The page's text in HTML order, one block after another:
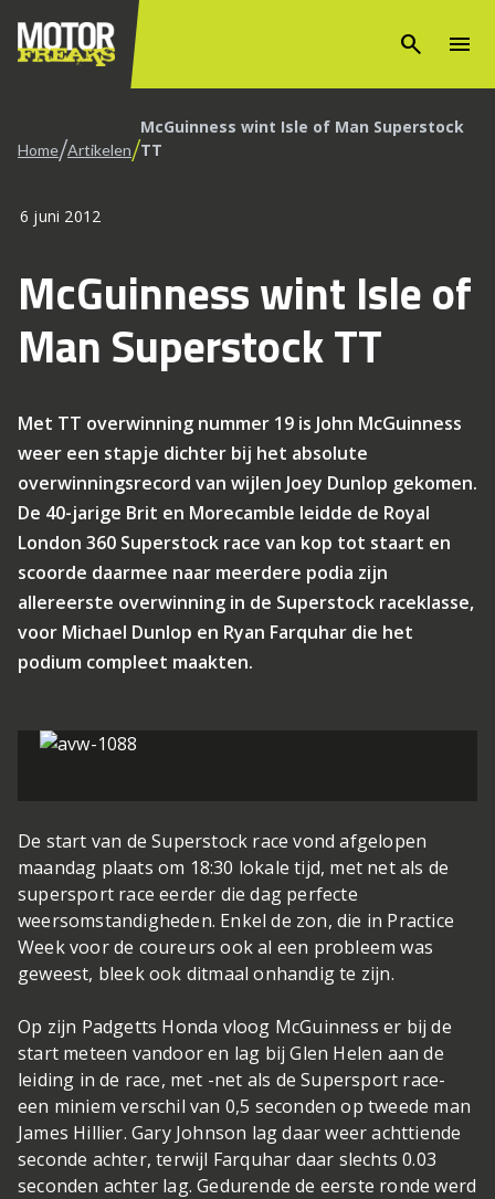
search menu
Home/Artikelen/McGuinness wint Isle of Man Superstock
TT
6 juni 2012
McGuinness wint Isle of
Man Superstock TT
Met TT overwinning nummer 19 is John McGuinness
weer een stapje dichter bij het absolute
overwinningsrecord van wijlen Joey Dunlop gekomen.
De 40-jarige Brit en Morecamble leidde de Royal
London 360 Superstock race van kop tot staart en
scoorde daarmee naar meerdere podia zijn
allereerste overwinning in de Superstock raceklasse,
voor Michael Dunlop en Ryan Farquhar die het
podium compleet maakten.
De start van de Superstock race vond afgelopen
maandag plaats om 18:30 lokale tijd, met net als de
supersport race eerder die dag perfecte
weersomstandigheden. Enkel de zon, die in Practice
Week voor de coureurs ook al een probleem was
geweest, bleek ook ditmaal onhandig te zijn.
Op zijn Padgetts Honda vloog McGuinness er bij de
start meteen vandoor en lag bij Glen Helen aan de
leiding in de race, met -net als de Supersport race-
een miniem verschil van 0,5 seconden op tweede man
James Hillier. Gary Johnson lag daar weer achttiende
seconde achter, terwijl Farquhar daar slechts 0.03
seconden achter lag. Gedurende de eerste ronde werd